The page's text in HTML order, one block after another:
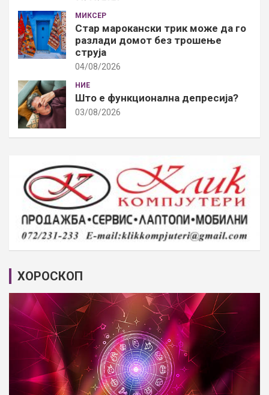
МИКСЕР
Стар марокански трик може да го
разлади домот без трошење
струја
04/08/2026
НИЕ
Што е функционална депресија?
03/08/2026
ХОРОСКОП